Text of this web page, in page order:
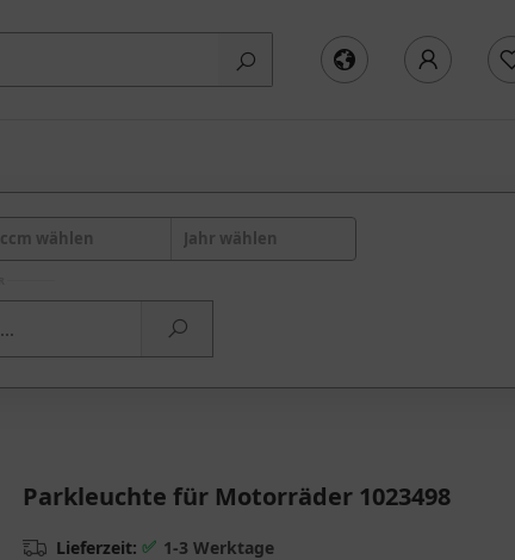
ccm wählen Jahr wählen
Parkleuchte für Motorräder 1023498
Lieferzeit: ✅ 1-3 Werktage